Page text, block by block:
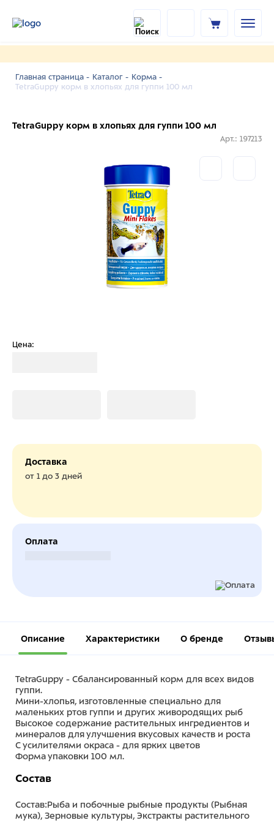
Главная страница - Каталог - Корма -
TetraGuppy корм в хлопьях для гуппи 100 мл
TetraGuppy корм в хлопьях для гуппи 100 мл
Арт.: 197213
Цена:
Доставка
от 1 до 3 дней
Оплата
Описание Характеристики О бренде
TetraGuppy - Сбалансированный корм для всех видов
гуппи.
Мини-хлопья, изготовленные специально для
маленьких ртов гуппи и других живородящих рыб
Высокое содержание растительных ингредиентов и
минералов для улучшения вкусовых качеств и роста
С усилителями окраса - для ярких цветов
Форма упаковки 100 мл.
Состав
Состав:Рыба и побочные рыбные продукты (Рыбная
мука), Зерновые культуры, Экстракты растительного